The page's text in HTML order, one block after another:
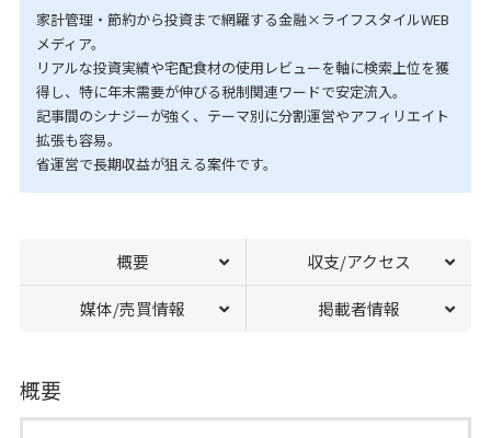
家計管理・節約から投資まで網羅する金融×ライフスタイルWEB
メディア。
リアルな投資実績や宅配食材の使用レビューを軸に検索上位を獲
得し、特に年末需要が伸びる税制関連ワードで安定流入。
記事間のシナジーが強く、テーマ別に分割運営やアフィリエイト
拡張も容易。
省運営で長期収益が狙える案件です。
概要 収支/アクセス
媒体/売買情報 掲載者情報
概要